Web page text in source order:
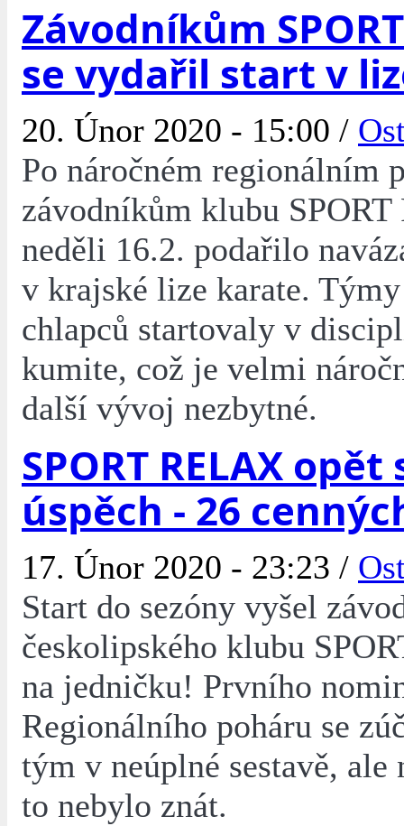
Závodníkům
se vydařil start v
20. Únor 2020 - 15:00 /
Po náročném regionálním
závodníkům klubu
neděli 16.2. podařilo
v krajské lize karate.
chlapců startovaly v
kumite, což je velmi
další vývoj nezbytné.
SPORT RELAX
úspěch - 26
17. Únor 2020 - 23:23 /
Start do sezóny vyšel
českolipského klubu
na jedničku! Prvního
Regionálního poháru se
tým v neúplné sestavě, ale
to nebylo znát.